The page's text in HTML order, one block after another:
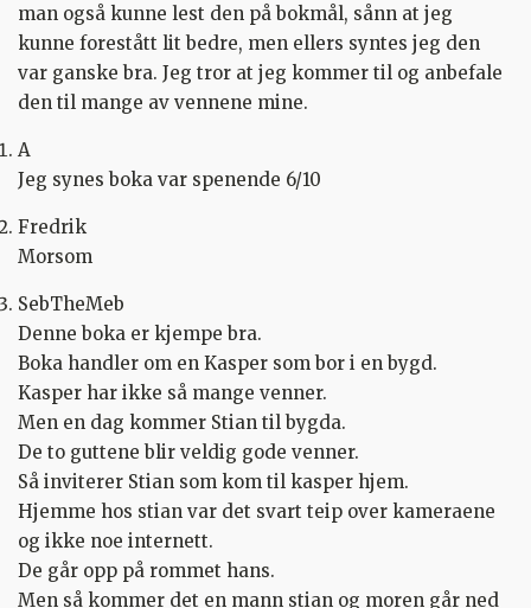
man også kunne lest den på bokmål, sånn at jeg
kunne forestått lit bedre, men ellers syntes jeg den
var ganske bra. Jeg tror at jeg kommer til og anbefale
den til mange av vennene mine.
A
Jeg synes boka var spenende 6/10
Fredrik
Morsom
SebTheMeb
Denne boka er kjempe bra.
Boka handler om en Kasper som bor i en bygd.
Kasper har ikke så mange venner.
Men en dag kommer Stian til bygda.
De to guttene blir veldig gode venner.
Så inviterer Stian som kom til kasper hjem.
Hjemme hos stian var det svart teip over kameraene
og ikke noe internett.
De går opp på rommet hans.
Men så kommer det en mann stian og moren går ned